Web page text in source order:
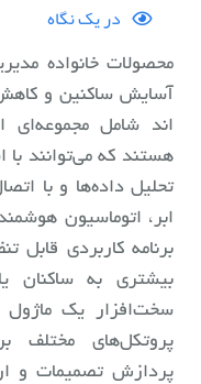
هوشمندسازی معادن
هوشمندسازی شهری و ترافیکی
اخبار شرکت
درباره ما
در یک نگاه
محصولات خانواده
آسایش ساکنین و
اند شامل مجموعه‌ای
هستند که می‌توانند
تحلیل داده‌ها و با
ابر، اتوماسیون
برنامه کاربردی قابل
بیشتری به ساکنان
سخت‌افزار یک
پروتکل‌های مختلف
پردازش تصمیمات و